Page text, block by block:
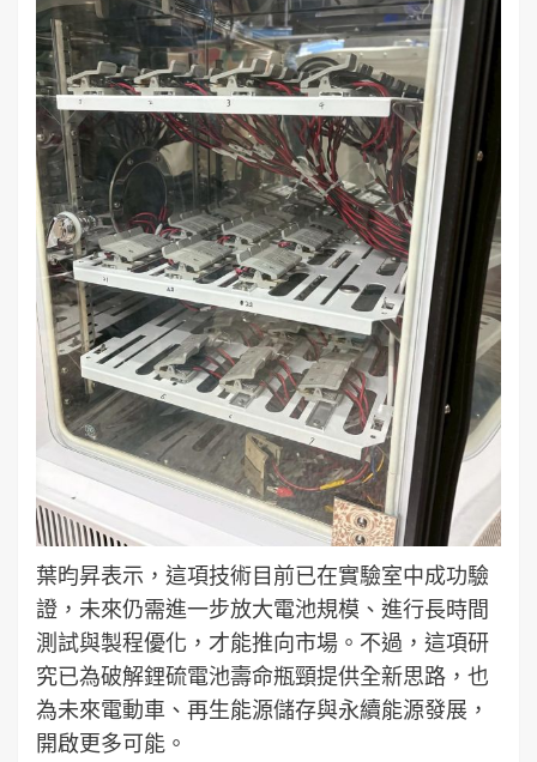
葉昀昇表示，這項技術目前已在實驗室中成功驗
證，未來仍需進一步放大電池規模、進行長時間
測試與製程優化，才能推向市場。不過，這項研
究已為破解鋰硫電池壽命瓶頸提供全新思路，也
為未來電動車、再生能源儲存與永續能源發展，
開啟更多可能。